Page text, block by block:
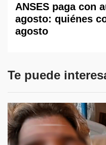
ANSES paga con
agosto: quiénes
agosto
Te puede